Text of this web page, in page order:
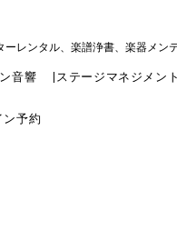
レンタル、楽譜浄書、楽器メン
音響 |ステージマネジメント
ン予約